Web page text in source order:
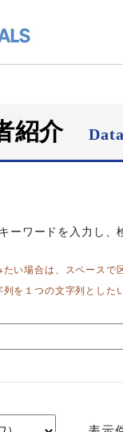
紹介
ーワードを入力し、
い場合は、スペースで
を１つの文字列とした